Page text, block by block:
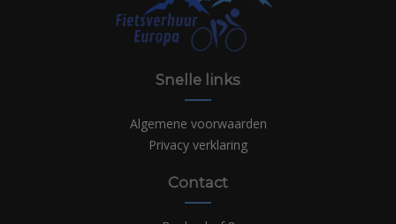
Snelle links
Algemene voorwaarden
Privacy verklaring
Contact